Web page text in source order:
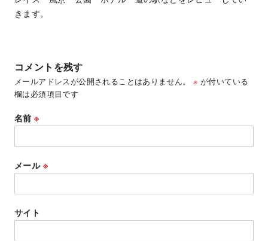
きます。
コメントを残す
メールアドレスが公開されることはありません。 ※ が付いている
欄は必須項目です
名前※
メール ※
サイト